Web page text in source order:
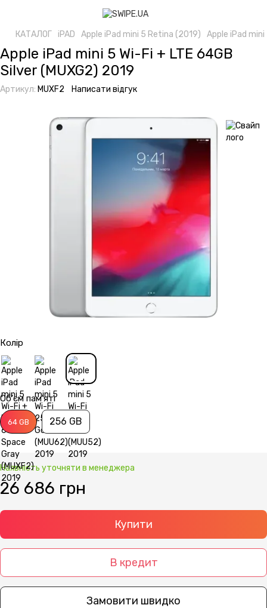
КАТАЛОГ iPAD Apple iPad mini 5 Retina (2019) Apple iPad mini
Apple iPad mini 5 Wi-Fi + LTE 64GB
Silver (MUXG2) 2019
Артикул: MUXF2 Написати відгук
Колір
Об'єм пам'яті
64 GB 256 GB
Наявність уточняти в менеджера
26 686 грн
Купити
В кредит
Замовити швидко